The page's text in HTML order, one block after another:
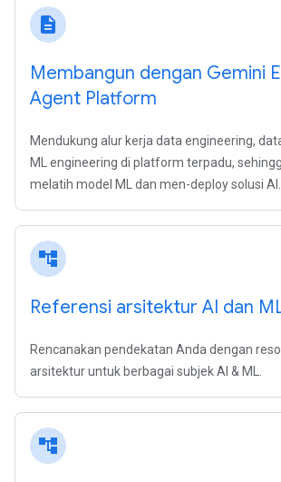
description
Membangun dengan Gemini
Agent Platform
Mendukung alur kerja data engineering,
ML engineering di platform terpadu,
melatih model ML dan men-deploy solusi AI.
account_tree
Referensi arsitektur AI dan
Rencanakan pendekatan Anda dengan
arsitektur untuk berbagai subjek AI & ML.
account_tree